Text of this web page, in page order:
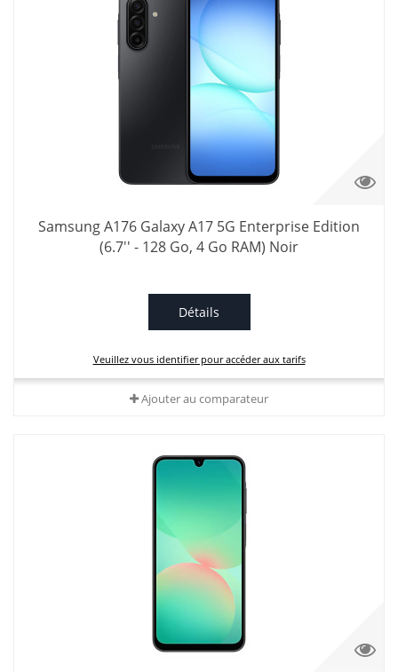
Samsung A176 Galaxy A17 5G Enterprise Edition
(6.7'' - 128 Go, 4 Go RAM) Noir
Détails
Veuillez vous identifier pour accéder aux tarifs
Ajouter au comparateur